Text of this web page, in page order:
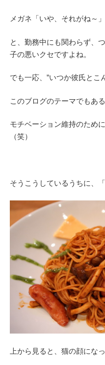
メガネ「いや、それがね～」
と、勤務中にも関わらず、
子の悪いクセですよね。
でも一応、”いつか彼氏とこ
このブログのテーマでもある
モチベーション維持のため
（笑）
そうこうしているうちに、「
上から見ると、猫の顔にな